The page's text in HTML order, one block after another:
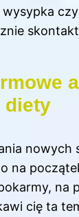
a
diety
nowych
na
na
cię ta